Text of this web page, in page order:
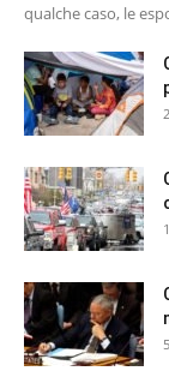
qualche caso, le